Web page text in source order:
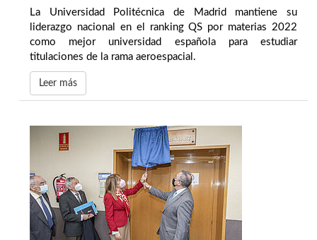
La Universidad Politécnica de Madrid mantiene su
liderazgo nacional en el ranking QS por materias 2022
como mejor universidad española para estudiar
titulaciones de la rama aeroespacial.
Leer más